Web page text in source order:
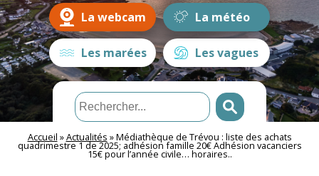
La webcam La météo
Les marées Les vagues
Accueil »Actualités »Médiathèque de Trévou : liste des achats
quadrimestre 1 de 2025; adhésion famille 20€ Adhésion vacanciers
15€ pour l’année civile… horaires..